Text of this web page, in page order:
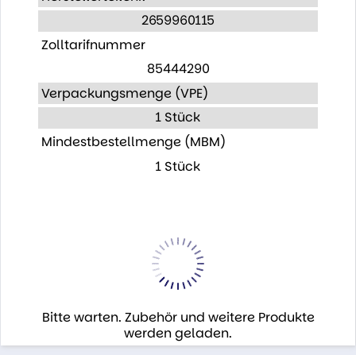
2659960115
Zolltarifnummer
85444290
Verpackungsmenge (VPE)
1 Stück
Mindestbestellmenge (MBM)
1 Stück
Bitte warten. Zubehör und weitere Produkte
werden geladen.